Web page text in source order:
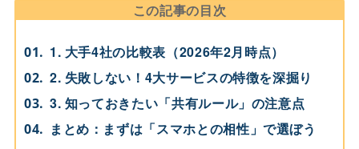
この記事の目次
1. 大手4社の比較表（2026年2月時点）
2. 失敗しない！4大サービスの特徴を深掘り
3. 知っておきたい「共有ルール」の注意点
まとめ：まずは「スマホとの相性」で選ぼう